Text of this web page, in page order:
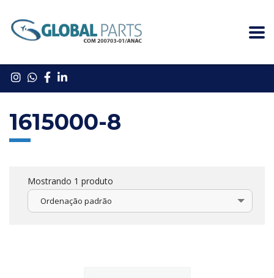
1615000-8
Mostrando 1 produto
Ordenação padrão